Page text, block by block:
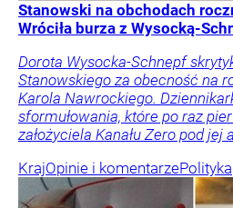
Stanowski na obchodach
Wróciła burza z Wysocką-
Dorota Wysocka-Schnepf
Stanowskiego za obecność na
Karola Nawrockiego.
sformułowania, które po raz
założyciela Kanału Zero pod jej
KrajOpinie i komentarzePolityka